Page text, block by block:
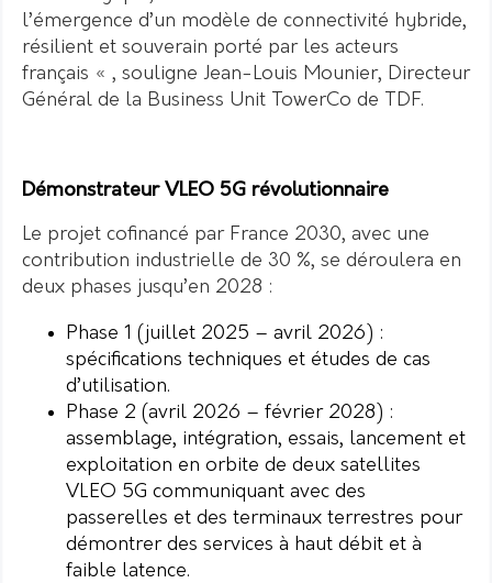
l’émergence d’un modèle de connectivité hybride,
résilient et souverain porté par les acteurs
français « , souligne Jean-Louis Mounier, Directeur
Général de la Business Unit TowerCo de TDF.
Démonstrateur VLEO 5G révolutionnaire
Le projet cofinancé par France 2030, avec une
contribution industrielle de 30 %, se déroulera en
deux phases jusqu’en 2028 :
Phase 1 (juillet 2025 – avril 2026) :
spécifications techniques et études de cas
d’utilisation.
Phase 2 (avril 2026 – février 2028) :
assemblage, intégration, essais, lancement et
exploitation en orbite de deux satellites
VLEO 5G communiquant avec des
passerelles et des terminaux terrestres pour
démontrer des services à haut débit et à
faible latence.